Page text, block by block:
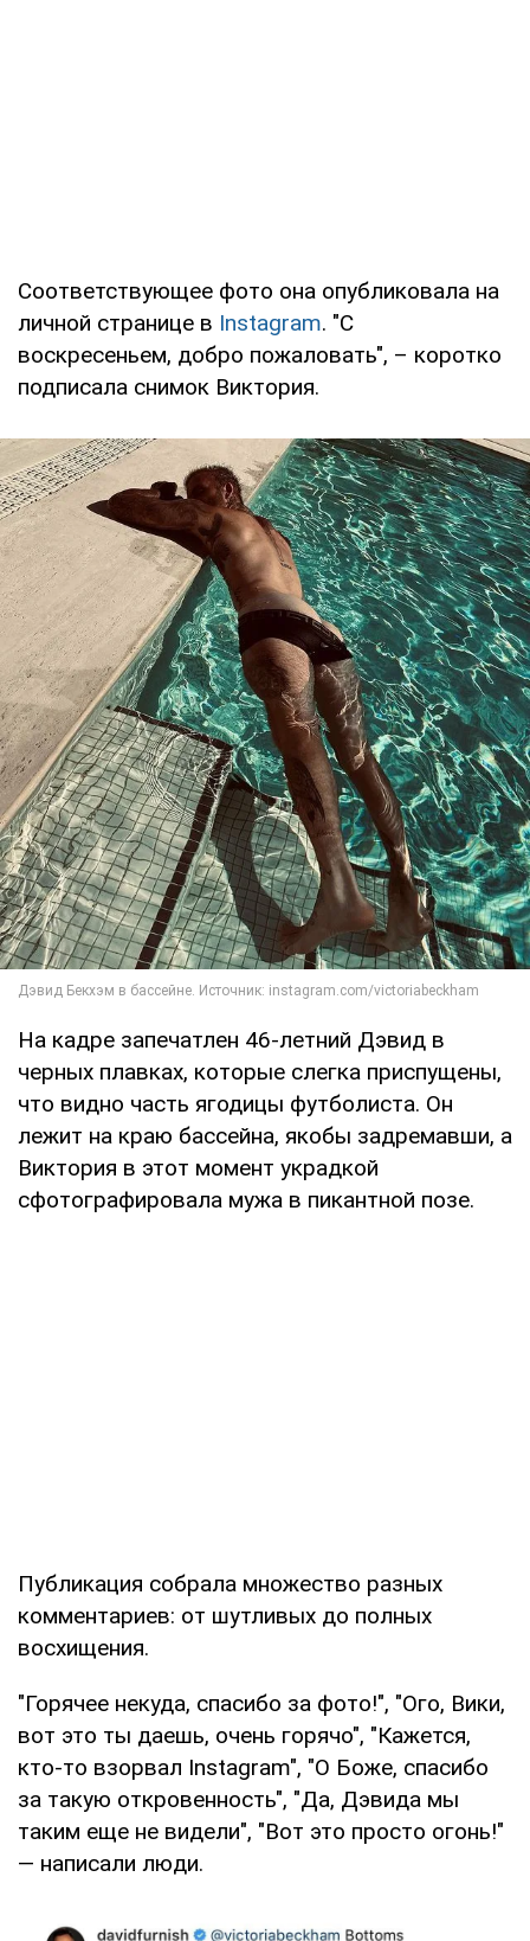
Соответствующее фото она опубликовала на
личной странице в Instagram. "С
воскресеньем, добро пожаловать", – коротко
подписала снимок Виктория.
На кадре запечатлен 46-летний Дэвид в
черных плавках, которые слегка приспущены,
что видно часть ягодицы футболиста. Он
лежит на краю бассейна, якобы задремавши, а
Виктория в этот момент украдкой
сфотографировала мужа в пикантной позе.
Публикация собрала множество разных
комментариев: от шутливых до полных
восхищения.
"Горячее некуда, спасибо за фото!", "Ого, Вики,
вот это ты даешь, очень горячо", "Кажется,
кто-то взорвал Instagram", "О Боже, спасибо
за такую откровенность", "Да, Дэвида мы
таким еще не видели", "Вот это просто огонь!"
— написали люди.